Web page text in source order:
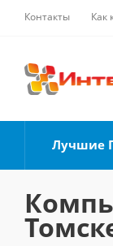
Контакты Как
Лучшие